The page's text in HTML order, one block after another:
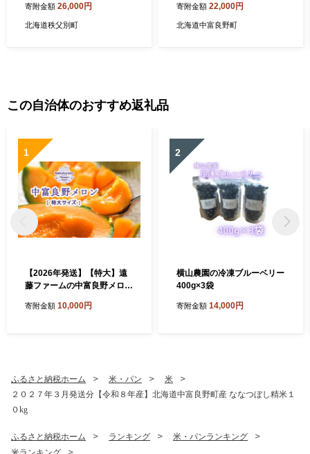
寄附金額 26,000円
北海道秩父別町
町産本間農園」
寄附金額 22,000円
北海道中富良野町
この自治体のおすすめ返礼品
1
【2026年発送】【特大】遠
藤ファームの中富良野メロン
寄附金額 10,000円
2
横山農園の冷凍ブルーベリー
400g×3袋
寄附金額 14,000円
ふるさと納税ホーム 米・パン
米
２０２７年３月発送分【令和８年産】北海道中富良野町産 ななつぼし精米１
０kg
ふるさと納税ホーム ランキング
米・パンランキング